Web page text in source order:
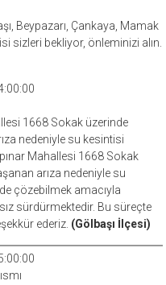
Beypazarı, Çankaya, Mamak
sizleri bekliyor, önleminizi alın.
1668 Sokak üzerinde
nedeniyle su kesintisi
pınar Mahallesi 1668 Sokak
arıza nedeniyle su
çözebilmek amacıyla
sürdürmektedir. Bu süreçte
ederiz. (Gölbaşı İlçesi)